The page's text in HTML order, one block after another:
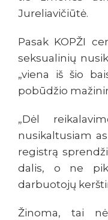
Jureliavičiūtė.
Pasak KOPŽI
seksualinių
„viena iš šio
pobūdžio
„Dėl
nusikaltusiam
registrą
dalis, o ne
darbuotojų
Žinoma, tai